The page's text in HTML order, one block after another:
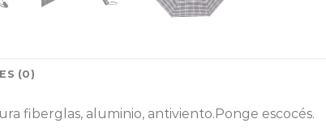
(0)
fiberglas, aluminio, antiviento.Ponge escocés.